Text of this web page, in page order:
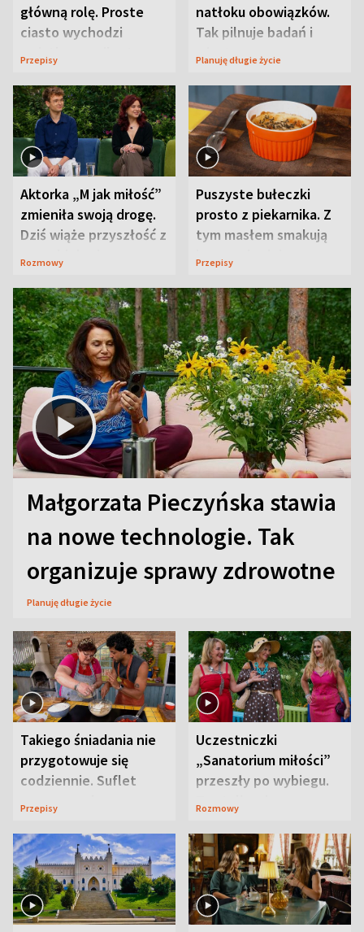
główną rolę. Proste
ciasto wychodzi
wyjątkowo wilgotne
Przepisy
natłoku obowiązków.
Tak pilnuje badań i
wizyt
Planuję długie życie
Aktorka „M jak miłość”
zmieniła swoją drogę.
Dziś wiąże przyszłość z
neurobiologią
Rozmowy
Puszyste bułeczki
prosto z piekarnika. Z
tym masłem smakują
jeszcze lepiej
Przepisy
Małgorzata Pieczyńska stawia
na nowe technologie. Tak
organizuje sprawy zdrowotne
Planuję długie życie
Takiego śniadania nie
przygotowuje się
codziennie. Suflet
serowy zachwyca
Przepisy
Uczestniczki
„Sanatorium miłości”
przeszły po wybiegu.
Te stylizacje
Rozmowy